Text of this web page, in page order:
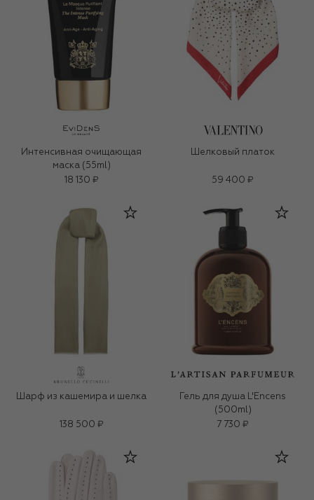
Интенсивная очищающая
маска (55ml)
18 130 ₽
Шелковый платок
59 400 ₽
Шарф из кашемира и шелка
138 500 ₽
Гель для душа L'Encens
(500ml)
7 730 ₽